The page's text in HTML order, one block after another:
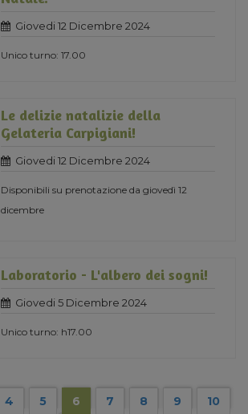
Giovedi 12 Dicembre 2024
Unico turno: 17.00
Le delizie natalizie della
Gelateria Carpigiani!
Giovedi 12 Dicembre 2024
Disponibili su prenotazione da giovedì 12
dicembre
Laboratorio - L'albero dei sogni!
Giovedi 5 Dicembre 2024
Unico turno: h17.00
4 5 6 7 8 9 10